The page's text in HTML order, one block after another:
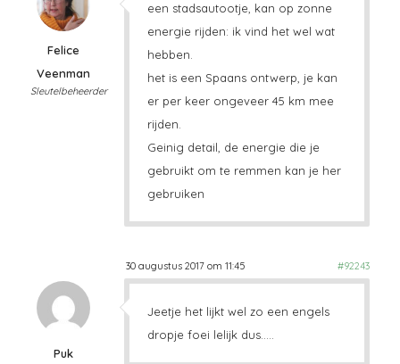
Felice
Veenman
Sleutelbeheerder
een stadsautootje, kan op zonne
energie rijden: ik vind het wel wat
hebben.
het is een Spaans ontwerp, je kan
er per keer ongeveer 45 km mee
rijden.
Geinig detail, de energie die je
gebruikt om te remmen kan je her
gebruiken
30 augustus 2017 om 11:45 #92243
Puk
Jeetje het lijkt wel zo een engels
dropje foei lelijk dus…..